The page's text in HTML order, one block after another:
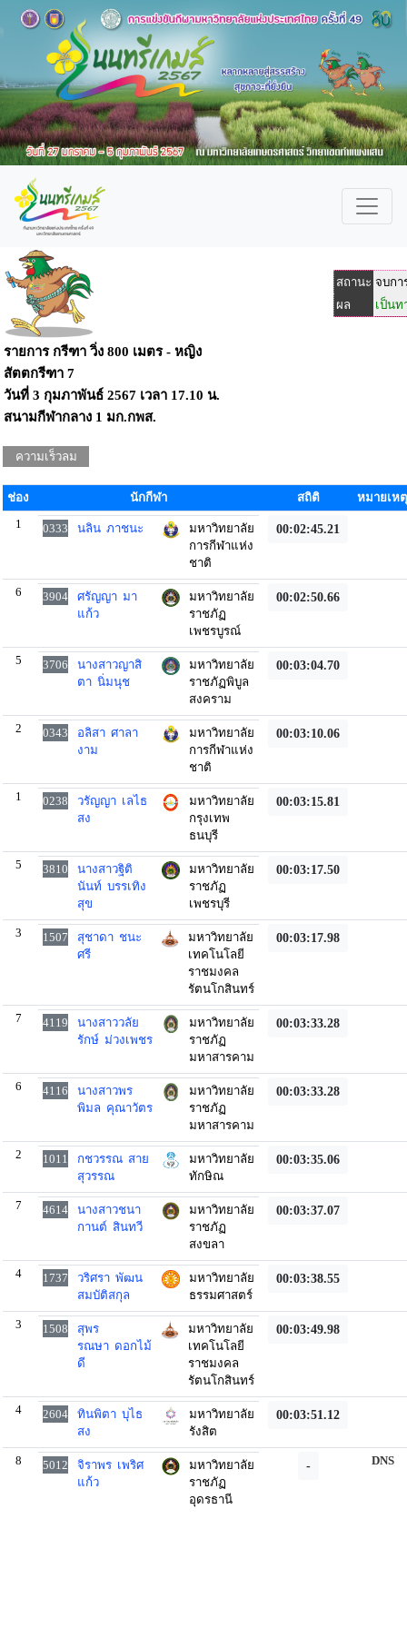
สถานะ จบก
ผล
เป็นท
รายการ กรีฑา วิ่ง 800 เมตร - หญิง
สัตตกรีฑา 7
วันที่ 3 กุมภาพันธ์ 2567 เวลา 17.10 น.
สนามกีฬากลาง 1 มก.กพส.
ความเร็วลม
ช่อง นักกีฬา สถิติ
หมายเหตุ
1
0333 นลิน ภาชนะ
มหาวิทยาลัย
การกีฬาแห่ง
ชาติ
00:02:45.21
6 3904
ศรัญญา มา
แก้ว
มหาวิทยาลัย
ราชภัฏ
เพชรบูรณ์
00:02:50.66
5 3706
นางสาวญาสิ
ตา นิ่มนุช
มหาวิทยาลัย
ราชภัฏพิบูล
สงคราม
00:03:04.70
2 0343
อลิสา ศาลา
งาม
มหาวิทยาลัย
การกีฬาแห่ง
ชาติ
00:03:10.06
1 0238
วรัญญา เลไธ
สง
มหาวิทยาลัย
กรุงเทพ
ธนบุรี
00:03:15.81
5 3810
นางสาวฐิติ
นันท์ บรรเทิง
สุข
มหาวิทยาลัย
ราชภัฏ
เพชรบุรี
00:03:17.50
3 1507
สุชาดา ชนะ
ศรี
มหาวิทยาลัย
เทคโนโลยี
ราชมงคล
รัตนโกสินทร์
00:03:17.98
7 4119
นางสาววลัย
รักษ์ ม่วงเพชร
มหาวิทยาลัย
ราชภัฏ
มหาสารคาม
00:03:33.28
6 4116
นางสาวพร
พิมล คุณาวัตร
มหาวิทยาลัย
ราชภัฏ
มหาสารคาม
00:03:33.28
2 1011
กชวรรณ สาย
สุวรรณ
มหาวิทยาลัย
ทักษิณ
00:03:35.06
7 4614
นางสาวชนา
กานต์ สินทวี
มหาวิทยาลัย
ราชภัฏ
สงขลา
00:03:37.07
4 1737
วริศรา พัฒน
สมบัติสกุล
มหาวิทยาลัย
ธรรมศาสตร์
00:03:38.55
3 1508
สุพร
รณษา ดอกไม้
ดี
มหาวิทยาลัย
เทคโนโลยี
ราชมงคล
รัตนโกสินทร์
00:03:49.98
4 2604
ทินพิตา บุไธ
สง
มหาวิทยาลัย
รังสิต
00:03:51.12
8 5012
จิราพร เพริศ
แก้ว
มหาวิทยาลัย
ราชภัฏ
อุดรธานี
- DNS